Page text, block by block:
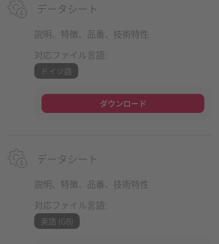
データシート
説明、特徴、品番、技術特性
対応ファイル言語:
ドイツ語
ダウンロード
データシート
説明、特徴、品番、技術特性
対応ファイル言語:
英語 (GB)